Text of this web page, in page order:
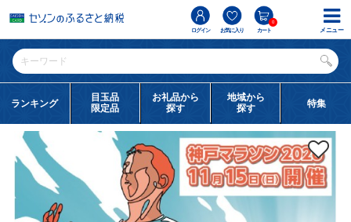
ログイン お気に入り カート
0
ランキング
目玉品
限定品
お礼品から
探す
地域から
探す
特集
メニュー